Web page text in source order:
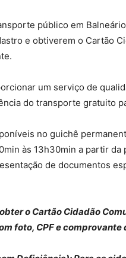
público em
e obtiverem o Cartão
um serviço de
do transporte gratuito
no guichê
às 13h30min a partir
de documentos
o Cartão Cidadão
foto, CPF e comprovante